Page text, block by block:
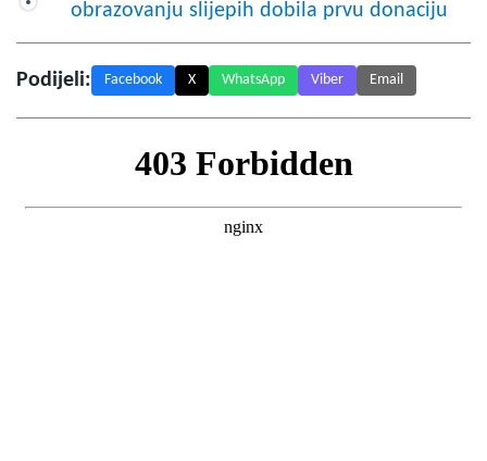
obrazovanju slijepih dobila prvu donaciju
Podijeli: Facebook X WhatsApp Viber Email